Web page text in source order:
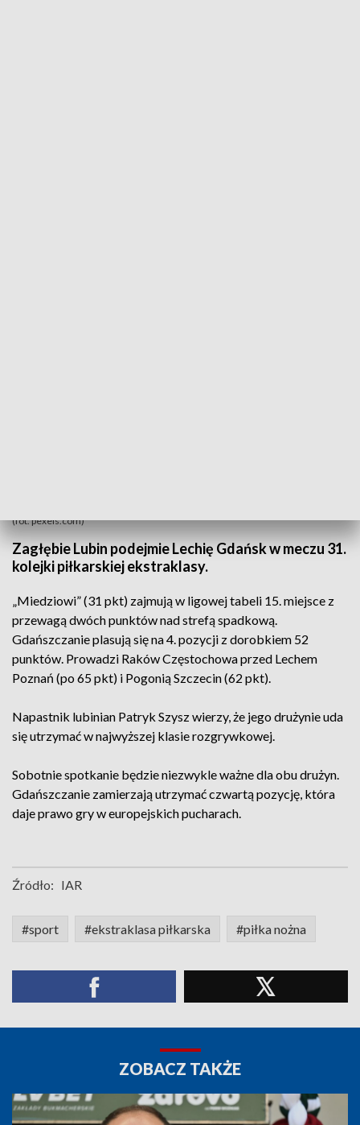
(fot. pexels.com)
Zagłębie Lubin podejmie Lechię Gdańsk w meczu 31.
kolejki piłkarskiej ekstraklasy.
„Miedziowi” (31 pkt) zajmują w ligowej tabeli 15. miejsce z
przewagą dwóch punktów nad strefą spadkową.
Gdańszczanie plasują się na 4. pozycji z dorobkiem 52
punktów. Prowadzi Raków Częstochowa przed Lechem
Poznań (po 65 pkt) i Pogonią Szczecin (62 pkt).
Napastnik lubinian Patryk Szysz wierzy, że jego drużynie uda
się utrzymać w najwyższej klasie rozgrywkowej.
Sobotnie spotkanie będzie niezwykle ważne dla obu drużyn.
Gdańszczanie zamierzają utrzymać czwartą pozycję, która
daje prawo gry w europejskich pucharach.
Źródło: IAR
#sport #ekstraklasa piłkarska #piłka nożna
ZOBACZ TAKŻE